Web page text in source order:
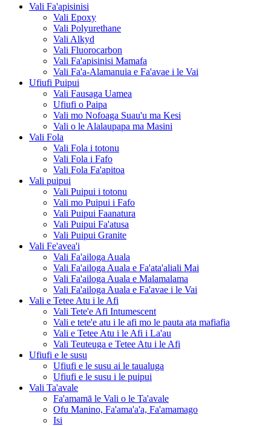
Vali Fa'apisinisi
Vali Epoxy
Vali Polyurethane
Vali Alkyd
Vali Fluorocarbon
Vali Fa'apisinisi Mamafa
Vali Fa'a-Alamanuia e Fa'avae i le Vai
Ufiufi Puipui
Vali Fausaga Uamea
Ufiufi o Paipa
Vali mo Nofoaga Suau'u ma Kesi
Vali o le Alalaupapa ma Masini
Vali Fola
Vali Fola i totonu
Vali Fola i Fafo
Vali Fola Fa'apitoa
Vali puipui
Vali Puipui i totonu
Vali mo Puipui i Fafo
Vali Puipui Faanatura
Vali Puipui Fa'atusa
Vali Puipui Granite
Vali Fe'avea'i
Vali Fa'ailoga Auala
Vali Fa'ailoga Auala e Fa'ata'aliali Mai
Vali Fa'ailoga Auala e Malamalama
Vali Fa'ailoga Auala e Fa'avae i le Vai
Vali e Tetee Atu i le Afi
Vali Tete'e Afi Intumescent
Vali e tete'e atu i le afi mo le pauta ata mafiafia
Vali e Tetee Atu i le Afi i La'au
Vali Teuteuga e Tetee Atu i le Afi
Ufiufi e le susu
Ufiufi e le susu ai le taualuga
Ufiufi e le susu i le puipui
Vali Ta'avale
Fa'amamā le Vali o le Ta'avale
Ofu Manino, Fa'ama'a'a, Fa'amamago
Isi